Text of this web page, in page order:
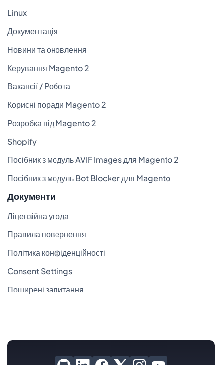
Linux
Документація
Новини та оновлення
Керування Magento 2
Вакансії / Робота
Корисні поради Magento 2
Розробка під Magento 2
Shopify
Посібник з модуль AVIF Images для Magento 2
Посібник з модуль Bot Blocker для Magento
Документи
Ліцензійна угода
Правила повернення
Політика конфіденційності
Consent Settings
Поширені запитання